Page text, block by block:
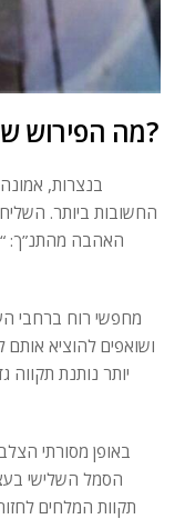
מה הפירוש של קעקוע פיית אהבה תקווה?
בנצרות,
החשובות ביותר.
האהבה מהתנ”ך:
ושואפים להוציא אותם
יותר נותנת תקווה
באופן מסורתי
הסמל השלישי
תקוות המלחים